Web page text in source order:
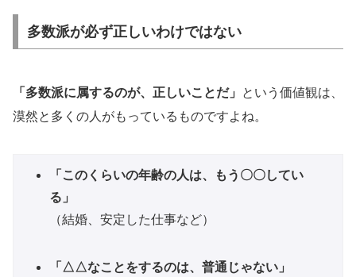
多数派が必ず正しいわけではない
「多数派に属するのが、正しいことだ」
という価値観は、
漠然と多くの人がもっているものですよね。
「このくらいの年齢の人は、もう〇〇してい
る」
（結婚、安定した仕事など）
「△△なことをするのは、普通じゃない」